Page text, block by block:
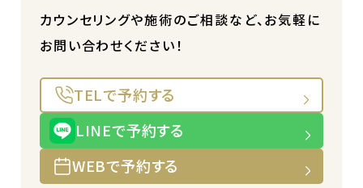
カウンセリングや施術のご相談など、お気軽に
お問い合わせください！
TELで予約する
LINEで予約する
WEBで予約する